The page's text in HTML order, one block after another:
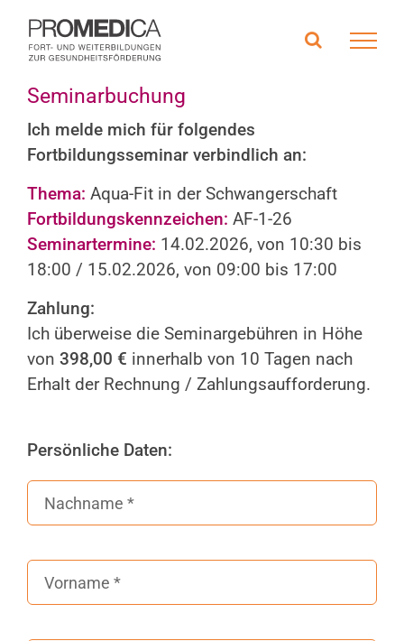
Inhalt
springen
Seminarbuchung
Ich melde mich für folgendes
Fortbildungsseminar verbindlich an:
Thema: Aqua-Fit in der Schwangerschaft
Fortbildungskennzeichen: AF-1-26
Seminartermine: 14.02.2026, von 10:30 bis
18:00 / 15.02.2026, von 09:00 bis 17:00
Zahlung:
Ich überweise die Seminargebühren in Höhe
von 398,00 € innerhalb von 10 Tagen nach
Erhalt der Rechnung / Zahlungsaufforderung.
Persönliche Daten: